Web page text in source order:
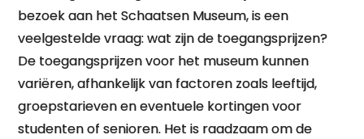
bezoek aan het Schaatsen Museum, is een
veelgestelde vraag: wat zijn de toegangsprijzen?
De toegangsprijzen voor het museum kunnen
variëren, afhankelijk van factoren zoals leeftijd,
groepstarieven en eventuele kortingen voor
studenten of senioren. Het is raadzaam om de